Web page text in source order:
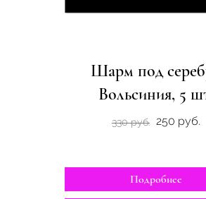
Шарм под
Вольсиния, 5
330 руб. 250 руб.
Подробнее